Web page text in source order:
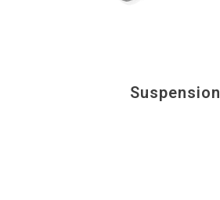
Suspension